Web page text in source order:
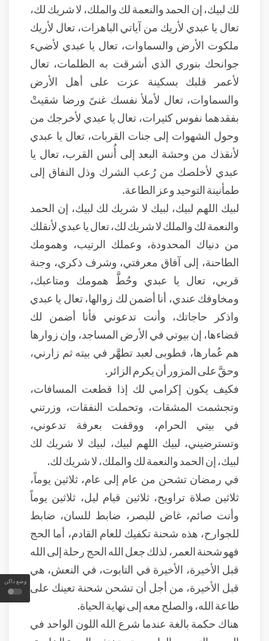
وضع داكن
لك لبيك، إن الحمد والنعمة لك والملك، لا شريك لك،
تعال يا عبدي لأريك من آياتي الباهرات، تعال لأريك
ملكوت الأرض والسماوات، تعال يا عبدي لأضيء
جوانحك بنوري الذي أشرقت به الظلمات، تعال
لأعمر قلبك بسكينة عزت على أهل الأرض
والسماوات، تعال لأملأ نفسك غنىً ورضا شقيتْ
بفقدهما نفوس كثيرات، تعال يا عبدي لأخرجك من
وحول الشهوات إلى جنات القربات، تعال يا عبدي
لأنقذك من وحشة البعد إلى أُنس القرب، تعال يا
عبدي لأخلصك من رُعب الشرك وذل النفاق إلى
طمأنينة التوحيد وعز الطاعة.
لبيك اللهم لبيك، لبيك لا شريك لك لبيك، إن الحمد
والنعمة لك والملك لا شريك لك، تعال يا عبدي لأنقلك
من دنياك المحدودة، وعملك الرتيب، وهمومك
الطاحنة، إلى آفاق معرفتي، وشرف ذكري، وجنة
قربي، تعال يا عبدي وحُطَّ همومك ومتاعبك،
ومخاوفك عندي، أنا أضمن لك زوالها، تعال يا عبدي
واذكر حاجاتك، وأنت تدعوني فأنا أضمن لك
قضاءها، إن بيوتي في الأرض المساجد، وإن زوارها
هم عُمارها، فطوبى لعبد تطهَّر في بيته ثم زارني،
وحقَّ على المزور أن يكرم الزائر.
فكيف يكون إكرامي لك إذا قطعت المسافات،
وتجشمت المشقات، وتحملت النفقات، وزرتني
في بيتي الحرام، ووقفت بعرفة تدعوني،
وتسترضيني، لبيك اللهم لبيك، لبيك لا شريك لك
لبيك، إن الحمد والنعمة لك والملك، لا شريك لك.
في رمضان تشحن من عام إلى عام، ثلاثين يوماً،
ثلاثين صلاة تراويح، ثلاثين قيام ليل، ثلاثين يوماً
وأنت صائم، غاض للبصر، ضابط للسان، ضابط
للجوارح، هذه شحنة تكفيك للعام القادم، أما الحج
فهو شحنة العمر، لذلك جعل الله الحج رحلة إلى الله
قبل الأخيرة، الأخيرة في التابوت، في النعش، هي
قبل الأخيرة، من أجل أن تشحن شحنة تعينك على
طاعة الله، والصلح معه إلى نهاية الحياة.
هناك حكمة بالغة عندما شرع الله اللون الواحد في